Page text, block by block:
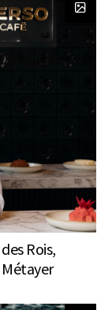
Rois,